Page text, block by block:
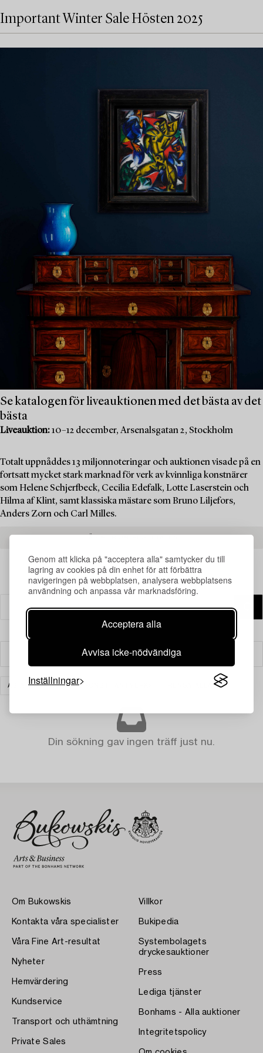
Genom att klicka på "acceptera alla" samtycker du till
lagring av cookies på din enhet för att förbättra
navigeringen på webbplatsen, analysera webbplatsens
användning och anpassa vår marknadsföring.
Acceptera alla
Avvisa icke-nödvändiga
Inställningar
Important Winter Sale Hösten 2025
Se katalogen för liveauktionen med det bästa av det
bästa
Liveauktion:10–12 december, Arsenalsgatan 2, Stockholm
Totalt uppnåddes 13 miljonnoteringar och auktionen visade på en
fortsatt mycket stark marknad för verk av kvinnliga konstnärer
som Helene Schjerfbeck, Cecilia Edefalk, Lotte Laserstein och
Hilma af Klint, samt klassiska mästare som Bruno Liljefors,
Anders Zorn och Carl Milles.
Filter
ASIATISK KERAMIK & KONSTHANTVERK
Din sökning gav ingen träff just nu.
Om Bukowskis
Kontakta våra specialister
Våra Fine Art-resultat
Nyheter
Hemvärdering
Kundservice
Transport och uthämtning
Private Sales
Villkor
Bukipedia
Systembolagets
dryckesauktioner
Press
Lediga tjänster
Bonhams - Alla auktioner
Integritetspolicy